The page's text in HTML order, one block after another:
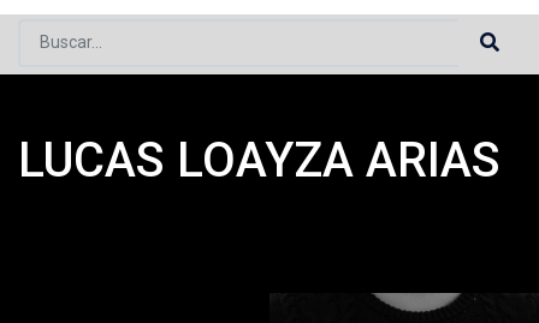
Buscar...
Portada» Planeo Hoy »Lucas Loayza Arias
LUCAS LOAYZA ARIAS